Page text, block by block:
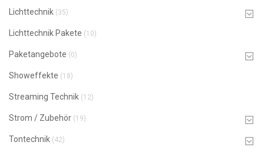
Lichttechnik (35)
Lichttechnik Pakete (10)
Paketangebote (0)
Showeffekte (18)
Streaming Technik (12)
Strom / Zubehör (19)
Tontechnik (42)